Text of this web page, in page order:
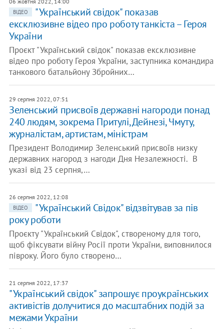
ВІДЕО
​"Український свідок" показав
ексклюзивне відео про роботу танкіста – Героя
України
Проєкт "Український свідок" показав ексклюзивне
відео про роботу Героя України, заступника командира
танкового батальйону Збройних…
29 серпня 2022, 07:51
Зеленський присвоїв державні нагороди понад
240 людям, зокрема Притулі, Дейнезі, Чмуту,
журналістам, артистам, міністрам
Президент Володимир Зеленський присвоїв низку
державних нагород з нагоди Дня Незалежності. В
указі від 23 серпня,…
26 серпня 2022, 12:08
ВІДЕО
"Український Свідок" відзвітував за пів
року роботи
Проєкту "Український Свідок", створеному для того,
щоб фіксувати війну Росії проти України, виповнилося
півроку. Його було створено…
21 серпня 2022, 17:37
​"Український свідок" запрошує проукраїнських
активістів долучитися до масштабних подій за
межами України